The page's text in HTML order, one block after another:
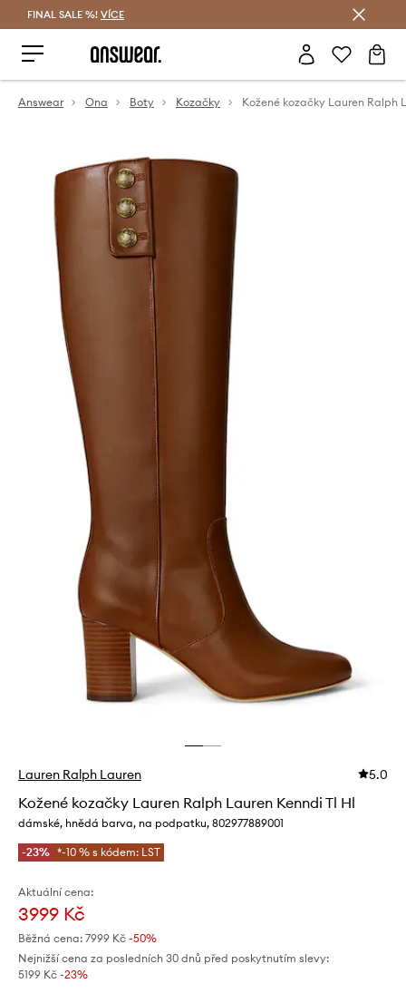
FINAL SALE %! VÍCE
Answear Ona Boty Kozačky
Lauren Ralph Lauren 5.0
Kožené kozačky Lauren Ralph Lauren Kenndi Tl Hl
dámské, hnědá barva, na podpatku, 802977889001
-23% *-10 % s kódem: LST
Aktuální cena:
3999 Kč
Běžná cena: 7999 Kč -50%
Nejnižší cena za posledních 30 dnů před poskytnutím slevy:
5199 Kč -23%